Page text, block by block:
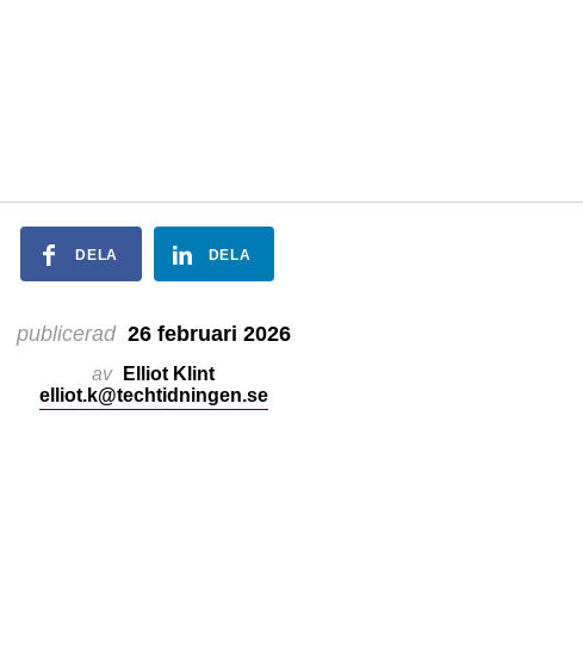
DELA DELA
publicerad 26 februari 2026
av
Elliot Klint
elliot.k@techtidningen.se